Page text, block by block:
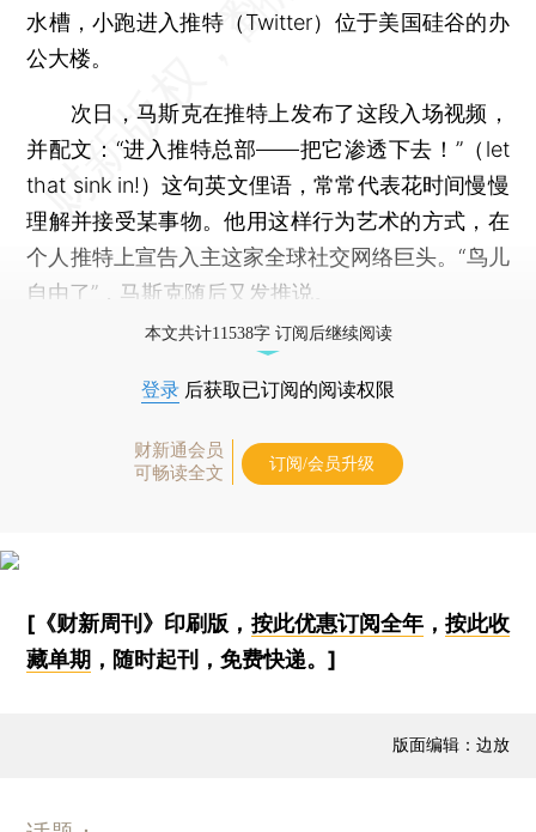
水槽，小跑进入推特（Twitter）位于美国硅谷的办
公大楼。
次日，马斯克在推特上发布了这段入场视频，
并配文：“进入推特总部——把它渗透下去！”（let
that sink in!）这句英文俚语，常常代表花时间慢慢
理解并接受某事物。他用这样行为艺术的方式，在
个人推特上宣告入主这家全球社交网络巨头。“鸟儿
自由了”，马斯克随后又发推说。
本文共计11538字 订阅后继续阅读
登录 后获取已订阅的阅读权限
财新通会员
可畅读全文
订阅/会员升级
[《财新周刊》印刷版， 按此优惠订阅全年， 按此收
藏单期 ，随时起刊，免费快递。]
版面编辑：边放